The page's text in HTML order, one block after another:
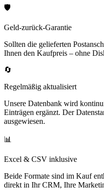
🛡️
Geld-zurück-Garantie
Sollten die gelieferten
Ihnen den Kaufpreis – ohne
🔄
Regelmäßig aktualisiert
Unsere Datenbank wird
Einträgen ergänzt. Der
ausgewiesen.
📊
Excel & CSV inklusive
Beide Formate sind im Kauf
direkt in Ihr CRM, Ihre